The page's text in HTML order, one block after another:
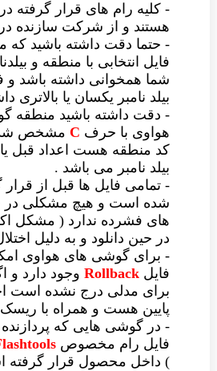
- کلیه رام های قرار گرفته
هستند و از شرکت سازنده
- حتما دقت داشته باشید که
فایل انتخابی با منطقه و
شما همخوانی داشته باشد و
بیلد نامبر یکسان یا بالاتری
- دقت داشته باشید منطقه
هواوی با حرف C مشخص
کد منطقه هست اعداد قبل
بیلد نامبر می باشد .
- تمامی فایل ها قبل از
شده است و هیچ مشکلی در
های فشرده ندارد ( مشکل
در حین دانلود و به دلیل
- برای گوشی های هواوی
فایل Rollbackوجود دارد و
برای مدلی درج نشده است
پایین هست و همراه با
- در گوشی هایی که
فایل رام مخصوص
) داخل محصول قرار گرفته